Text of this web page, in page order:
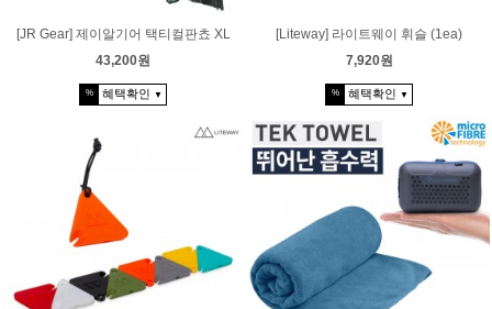
[JR Gear] 제이알기어 택티컬판쵸 XL
43,200원
% 혜택확인 ▼
[Liteway] 라이트웨이 휘슬 (1ea)
7,920원
% 혜택확인 ▼